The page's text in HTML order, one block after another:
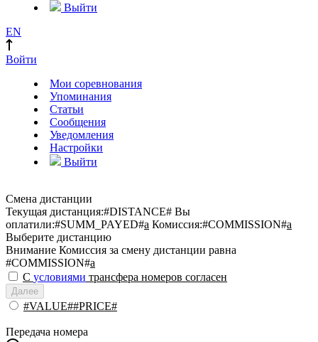
Выйти
EN
Войти
Мои соревнования
Упоминания
Статьи
Сообщения
Уведомления
Настройки
Выйти
Смена дистанции
Текущая дистанция:#DISTANCE# Вы
оплатили:#SUMM_PAYED#a Комиссия:#COMMISSION#a
Выберите дистанцию
Внимание Комиссия за смену дистанции равна
#COMMISSION#a
С условиями трансфера номеров согласен
Далее
#VALUE##PRICE#
Передача номера